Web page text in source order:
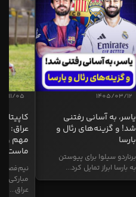
1405/03/12
یاسر، به آسانی رفتنی
شد! و گزینه‌های رئال و
بارسا
برناردو سیلوا برای پیوستن
به بارسا ابراز تمایل کرد...
11/05
عراق:
مهم و
ماست
نیم‌فصل
مبارکی
عراق...